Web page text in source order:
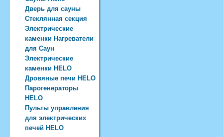
Дверь для сауны
Стеклянная секция
Электрические
каменки Нагреватели
для Саун
Электрические
каменки HELO
Дровяные печи HELO
Парогенераторы
HELO
Пульты управления
для электрических
печей HELO